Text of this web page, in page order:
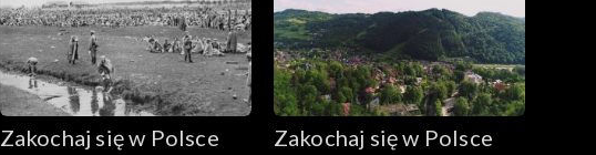
Zakochaj się w Polsce Zakochaj się w Polsce